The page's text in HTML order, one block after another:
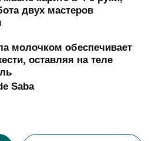
Подробнее